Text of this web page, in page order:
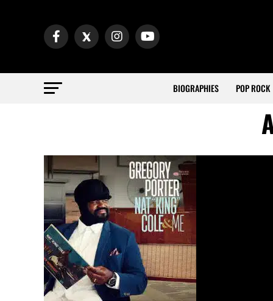
BIOGRAPHIES POP ROCK